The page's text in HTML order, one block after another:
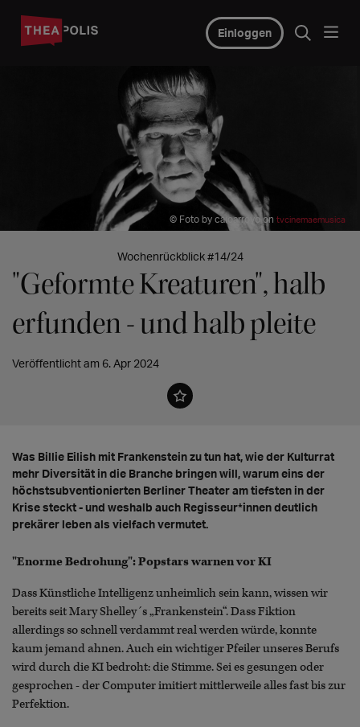
Einloggen
© Foto by caioarroyo on tvcinemaemusica
Wochenrückblick #14/24
"Geformte Kreaturen", halb
erfunden - und halb pleite
Veröffentlicht am 6. Apr 2024
Was Billie Eilish mit Frankenstein zu tun hat, wie der Kulturrat
mehr Diversität in die Branche bringen will, warum eins der
höchstsubventionierten Berliner Theater am tiefsten in der
Krise steckt - und weshalb auch Regisseur*innen deutlich
prekärer leben als vielfach vermutet.
"Enorme Bedrohung": Popstars warnen vor KI
Dass Künstliche Intelligenz unheimlich sein kann, wissen wir
bereits seit Mary Shelley´s „Frankenstein“. Dass Fiktion
allerdings so schnell verdammt real werden würde, konnte
kaum jemand ahnen. Auch ein wichtiger Pfeiler unseres Berufs
wird durch die KI bedroht: die Stimme. Sei es gesungen oder
gesprochen - der Computer imitiert mittlerweile alles fast bis zur
Perfektion.